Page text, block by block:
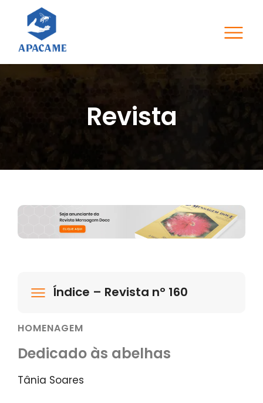
Revista
Índice – Revista nº 160
HOMENAGEM
Dedicado às abelhas
Tânia Soares